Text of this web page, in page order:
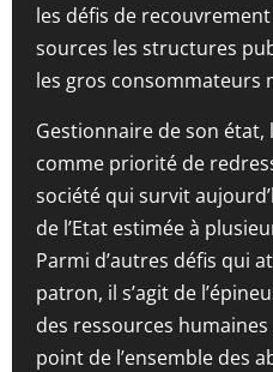
les défis de
sources les structures
les gros consommateurs
Gestionnaire de son état,
comme priorité de
société qui survit
de l’Etat estimée à
Parmi d’autres défis qui
patron, il s’agit de
des ressources
point de l’ensemble des